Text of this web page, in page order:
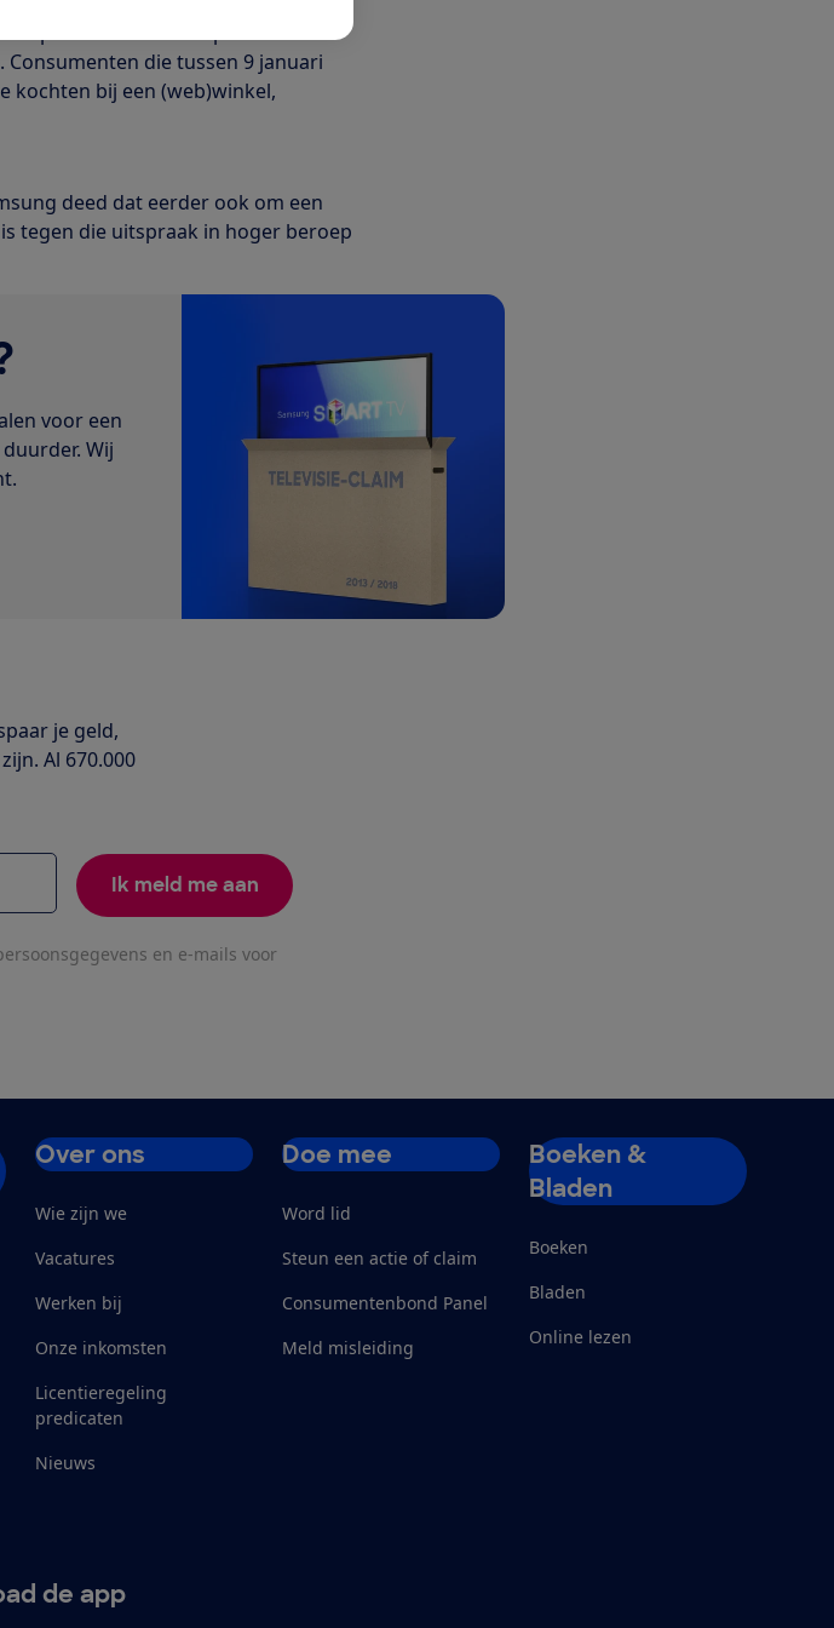
Claims roepen
die tussen 9 januari
kochten bij een (web)winkel,
deed dat eerder ook om een
tegen die uitspraak in hoger beroep
voor een
Wij
je geld,
Al 670.000
Ik meld me aan
en e-mails voor
Over ons
Wie zijn we
Vacatures
Werken bij
Onze inkomsten
Licentieregeling
predicaten
Nieuws
Doe mee
Word lid
Steun een actie of claim
Consumentenbond Panel
Meld misleiding
Boeken &
Bladen
Boeken
Bladen
Online lezen
de app